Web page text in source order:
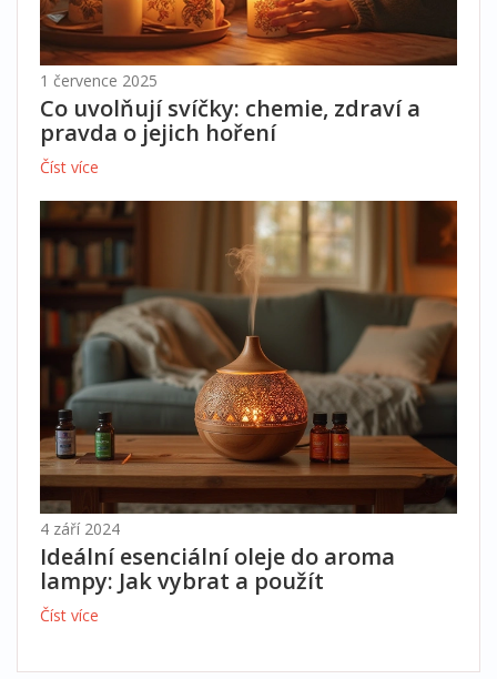
1 července 2025
Co uvolňují svíčky: chemie, zdraví a
pravda o jejich hoření
Číst více
4 září 2024
Ideální esenciální oleje do aroma
lampy: Jak vybrat a použít
Číst více